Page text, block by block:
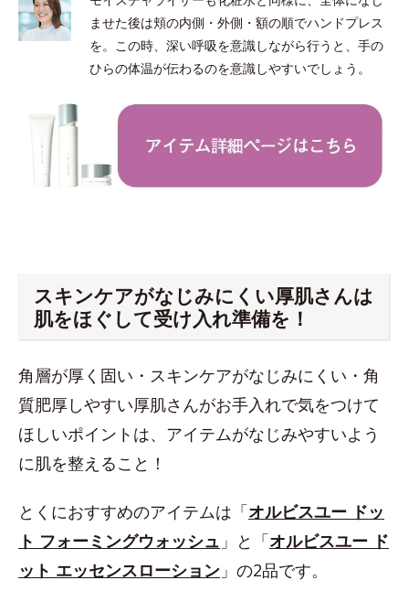
ませた後は頬の内側・外側・額の順でハンドプレス
を。この時、深い呼吸を意識しながら行うと、手の
ひらの体温が伝わるのを意識しやすいでしょう。
スキンケアがなじみにくい厚肌さんは
肌をほぐして受け入れ準備を！
角層が厚く固い・スキンケアがなじみにくい・角
質肥厚しやすい厚肌さんがお手入れで気をつけて
ほしいポイントは、アイテムがなじみやすいよう
に肌を整えること！
とくにおすすめのアイテムは「オルビスユー ドッ
ト フォーミングウォッシュ 」と「オルビスユー ド
ット エッセンスローション 」の2品です。